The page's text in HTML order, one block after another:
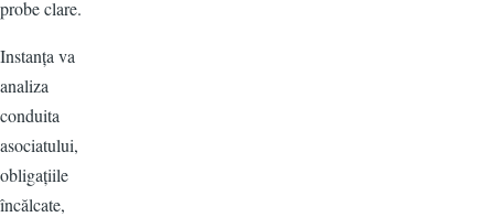
probe clare.
Instanța va
analiza
conduita
asociatului,
obligațiile
încălcate,